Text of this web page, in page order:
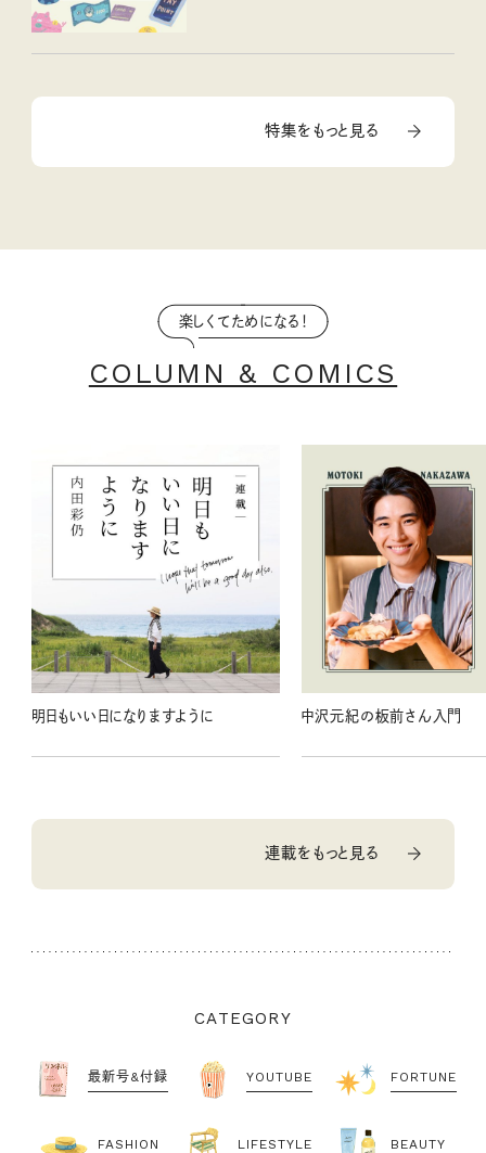
特集をもっと見る
楽しくてためになる！
COLUMN & COMICS
明日もいい日になりますように 中沢元紀の板前さん入門
連載をもっと見る
CATEGORY
最新号&付録 YOUTUBE FORTUNE
FASHION LIFESTYLE BEAUTY